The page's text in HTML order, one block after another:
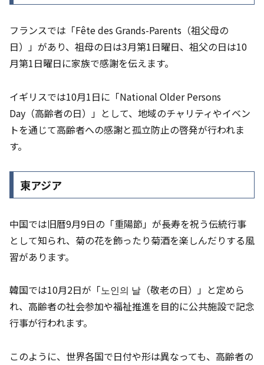
フランスでは「Fête des Grands-Parents（祖父母の
日）」があり、祖母の日は3月第1日曜日、祖父の日は10
月第1日曜日に家族で感謝を伝えます。
イギリスでは10月1日に「National Older Persons
Day（高齢者の日）」として、地域のチャリティやイベン
トを通じて高齢者への感謝と孤立防止の啓発が行われま
す。
東アジア
中国では旧暦9月9日の「重陽節」が長寿を祝う伝統行事
として知られ、菊の花を飾ったり菊酒を楽しんだりする風
習があります。
韓国では10月2日が「노인의 날（敬老の日）」と定めら
れ、高齢者の社会参加や福祉推進を目的に公共施設で記念
行事が行われます。
このように、世界各国で日付や形は異なっても、高齢者の